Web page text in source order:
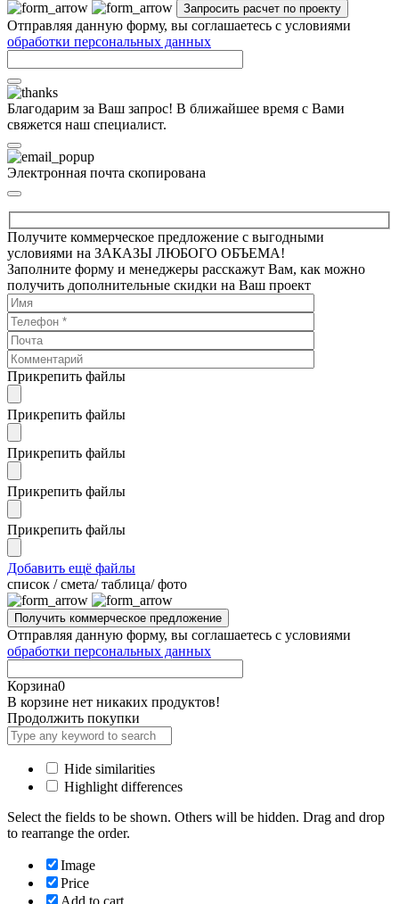
Отправляя данную форму, вы соглашаетесь с условиями
обработки персональных данных
Благодарим за Ваш запрос! В ближайшее время с Вами
свяжется наш специалист.
Электронная почта скопирована
Получите коммерческое предложение с выгодными
условиями на ЗАКАЗЫ ЛЮБОГО ОБЪЕМА!
Заполните форму и менеджеры расскажут Вам, как можно
получить дополнительные скидки на Ваш проект
Прикрепить файлы
Прикрепить файлы
Прикрепить файлы
Прикрепить файлы
Прикрепить файлы
Добавить ещё файлы
cписок / смета/ таблица/ фото
Отправляя данную форму, вы соглашаетесь с условиями
обработки персональных данных
Корзина0
В корзине нет никаких продуктов!
Продолжить покупки
Hide similarities
Highlight differences
Select the fields to be shown. Others will be hidden. Drag and drop
to rearrange the order.
Image
Price
Add to cart